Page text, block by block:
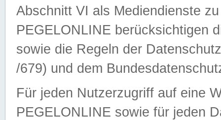
Abschnitt VI als Mediendienste
PEGELONLINE berücksichtigen
sowie die Regeln der
/679) und dem
Für jeden Nutzerzugriff auf eine
PEGELONLINE sowie für jeden